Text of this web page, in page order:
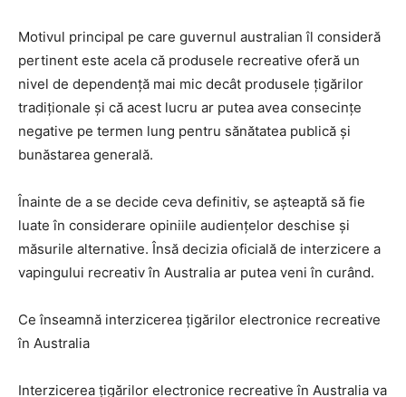
Motivul principal pe care guvernul australian îl consideră
pertinent este acela că produsele recreative oferă un
nivel de dependență mai mic decât produsele țigărilor
tradiționale și că acest lucru ar putea avea consecințe
negative pe termen lung pentru sănătatea publică și
bunăstarea generală.
Înainte de a se decide ceva definitiv, se așteaptă să fie
luate în considerare opiniile audiențelor deschise și
măsurile alternative. Însă decizia oficială de interzicere a
vapingului recreativ în Australia ar putea veni în curând.
Ce înseamnă interzicerea țigărilor electronice recreative
în Australia
Interzicerea țigărilor electronice recreative în Australia va